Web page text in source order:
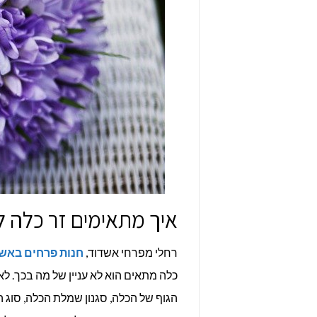
איך מתאימים זר כלה
רחלי מפרחי אשדוד, חנות פרחים
כלה מתאים הוא לא עניין של מה בכך.
הגוף של הכלה, סגנון שמלת הכלה, סוג